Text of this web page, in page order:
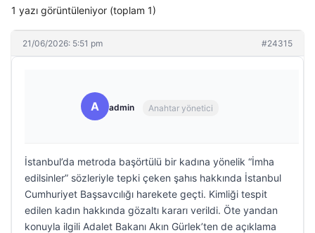
1 yazı görüntüleniyor (toplam 1)
21/06/2026: 5:51 pm #24315
A admin Anahtar yönetici
İstanbul’da metroda başörtülü bir kadına yönelik “İmha
edilsinler” sözleriyle tepki çeken şahıs hakkında İstanbul
Cumhuriyet Başsavcılığı harekete geçti. Kimliği tespit
edilen kadın hakkında gözaltı kararı verildi. Öte yandan
konuyla ilgili Adalet Bakanı Akın Gürlek’ten de açıklama